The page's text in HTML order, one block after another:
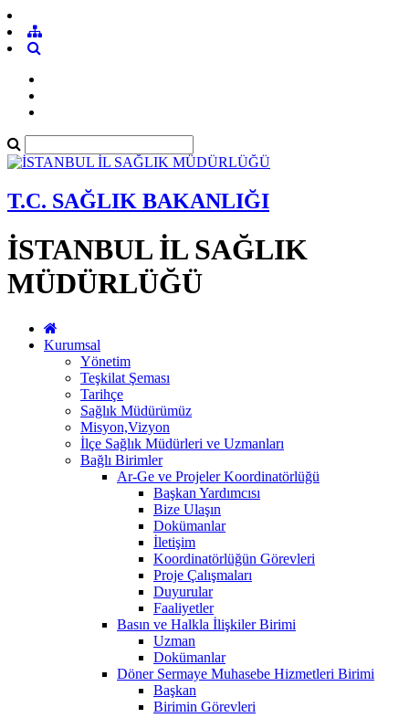
T.C. SAĞLIK BAKANLIĞI
İSTANBUL İL SAĞLIK
MÜDÜRLÜĞÜ
Kurumsal
Yönetim
Teşkilat Şeması
Tarihçe
Sağlık Müdürümüz
Misyon,Vizyon
İlçe Sağlık Müdürleri ve Uzmanları
Bağlı Birimler
Ar-Ge ve Projeler Koordinatörlüğü
Başkan Yardımcısı
Bize Ulaşın
Dokümanlar
İletişim
Koordinatörlüğün Görevleri
Proje Çalışmaları
Duyurular
Faaliyetler
Basın ve Halkla İlişkiler Birimi
Uzman
Dokümanlar
Döner Sermaye Muhasebe Hizmetleri Birimi
Başkan
Birimin Görevleri